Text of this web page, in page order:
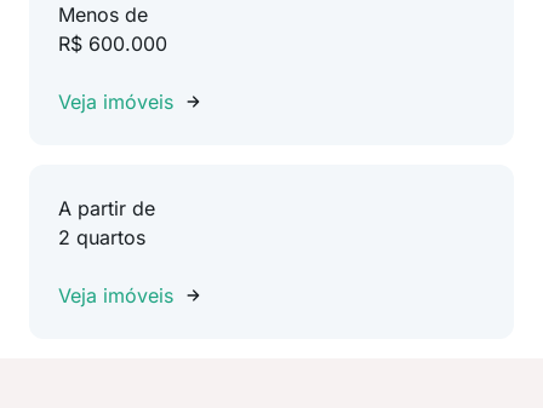
Menos de
R$ 600.000
Veja imóveis
A partir de
2 quartos
Veja imóveis